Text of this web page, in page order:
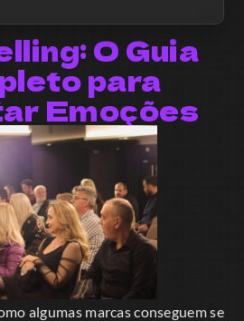
O Guia
para
Emoções
algumas marcas conseguem se